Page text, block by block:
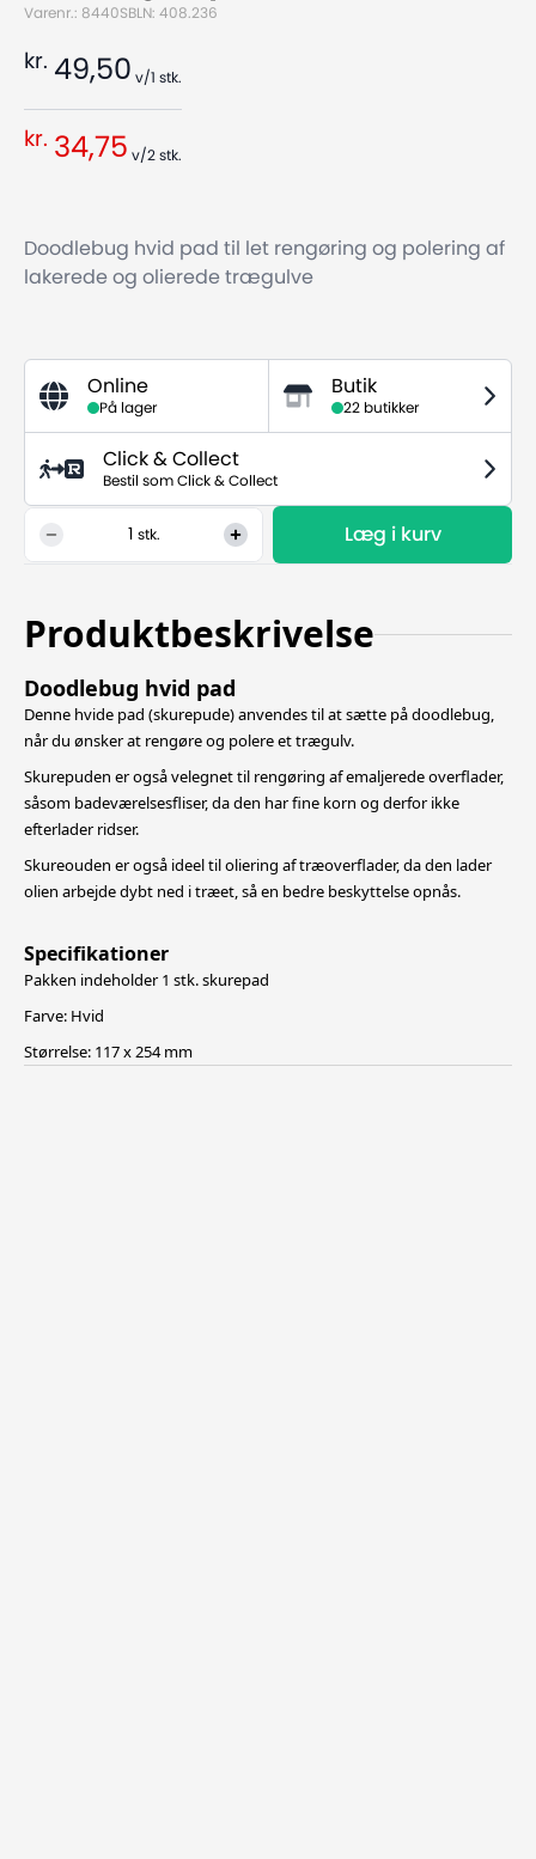
Varenr.: 8440SBLN: 408.236
kr. 49,50 v/1 stk.
kr. 34,75 v/2 stk.
Doodlebug hvid pad til let rengøring og polering af
lakerede og olierede trægulve
Online
På lager
Butik
22 butikker
Click & Collect
Bestil som Click & Collect
stk. Læg i kurv
Produktbeskrivelse
Doodlebug hvid pad
Denne hvide pad (skurepude) anvendes til at sætte på doodlebug,
når du ønsker at rengøre og polere et trægulv.
Skurepuden er også velegnet til rengøring af emaljerede overflader,
såsom badeværelsesfliser, da den har fine korn og derfor ikke
efterlader ridser.
Skureouden er også ideel til oliering af træoverflader, da den lader
olien arbejde dybt ned i træet, så en bedre beskyttelse opnås.
Specifikationer
Pakken indeholder 1 stk. skurepad
Farve: Hvid
Størrelse: 117 x 254 mm